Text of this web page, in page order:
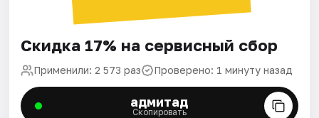
Скидка 17% на сервисный сбор
Применили: 2 573 раз Проверено: 1 минуту назад
адмитад
Скопировать